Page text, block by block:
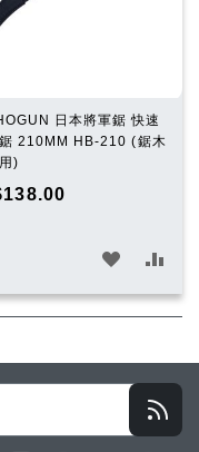
日本將軍鋸 快速
210MM HB-210 (鋸木
)
入 入